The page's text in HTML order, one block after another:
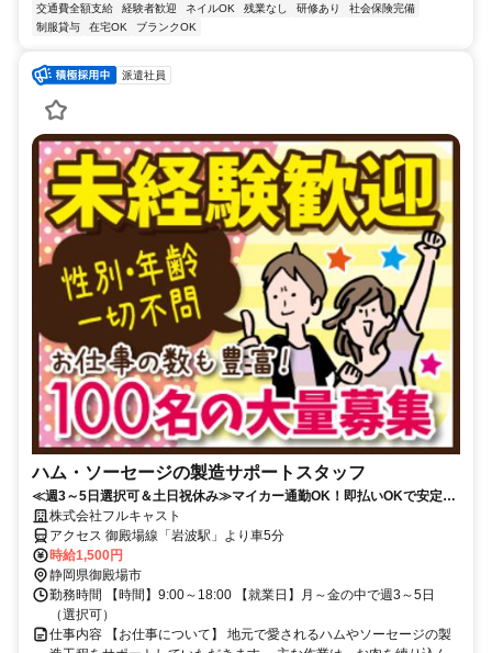
交通費全額支給
経験者歓迎 ネイルOK 残業なし 研修あり
社会保険完備
制服貸与
在宅OK ブランクOK
派遣社員
ハム・ソーセージの製造サポートスタッフ
≪週3～5日選択可＆土日祝休み≫マイカー通勤OK！即払いOKで安定収
入♪株式会社フルキャスト
アクセス 御殿場線「岩波駅」より車5分
時給1,500円
静岡県御殿場市
勤務時間 【時間】9:00～18:00 【就業日】月～金の中で週3～5日
（選択可）
仕事内容 【お仕事について】 地元で愛されるハムやソーセージの製